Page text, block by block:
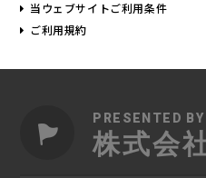
当ウェブサイトご利用条件
ご利用規約
PRESENTED BY
株式会